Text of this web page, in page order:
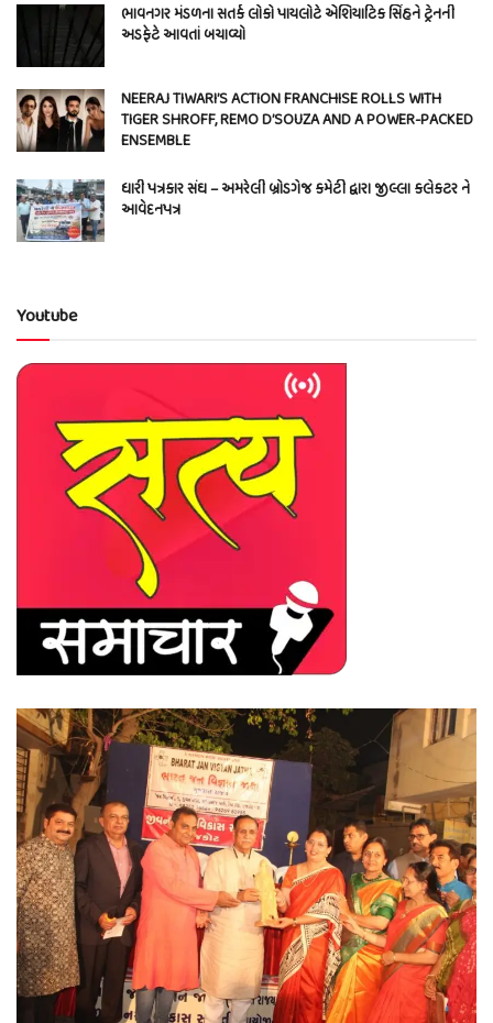
ભાવનગર મંડળના સતર્ક લોકો પાયલોટે એશિયાટિક સિંહને ટ્રેનની
અડફેટે આવતાં બચાવ્યો
NEERAJ TIWARI’S ACTION FRANCHISE ROLLS WITH
TIGER SHROFF, REMO D’SOUZA AND A POWER-PACKED
ENSEMBLE
ધારી પત્રકાર સંઘ – અમરેલી બ્રોડગેજ કમેટી દ્વારા જીલ્લા કલેકટર ને
આવેદનપત્ર
Youtube